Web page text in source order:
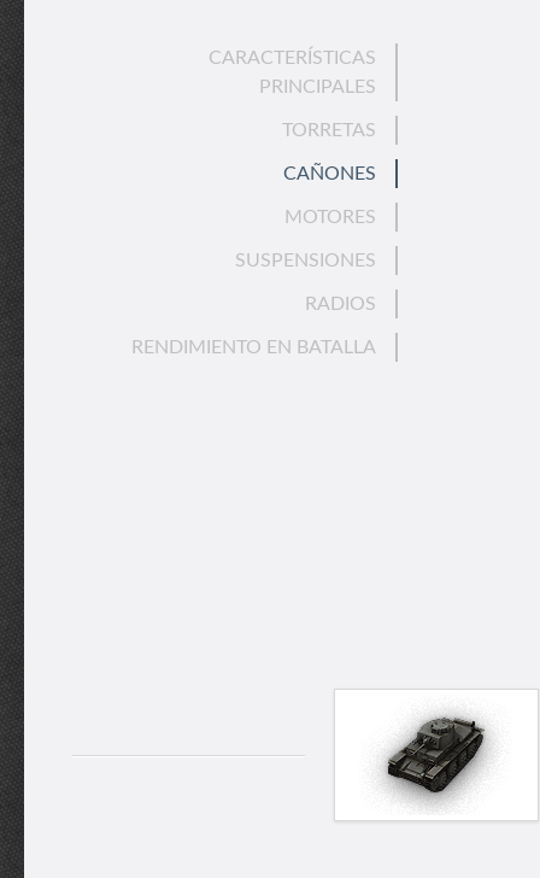
CARACTERÍSTICAS
PRINCIPALES
TORRETAS
CAÑONES
MOTORES
SUSPENSIONES
RADIOS
RENDIMIENTO EN BATALLA